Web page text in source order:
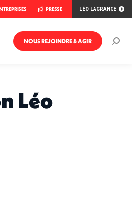
PRESSE LÉO LAGRANGE
NOUS REJOINDRE & AGIR
Léo